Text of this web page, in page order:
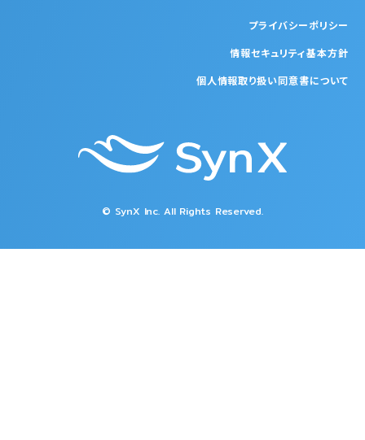
© SynX Inc. All Rights Reserved.
プライバシーポリシー
情報セキュリティ基本方針
個人情報取り扱い同意書について